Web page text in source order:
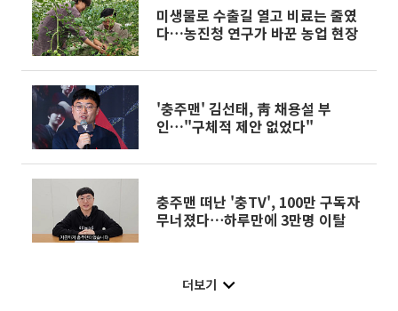
미생물로 수출길 열고 비료는 줄였
다…농진청 연구가 바꾼 농업 현장
'충주맨' 김선태, 靑 채용설 부
인…"구체적 제안 없었다"
충주맨 떠난 '충TV', 100만 구독자
무너졌다⋯하루만에 3만명 이탈
더보기